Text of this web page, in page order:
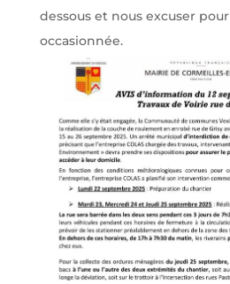
dessous et nous excuser
occasionnée.